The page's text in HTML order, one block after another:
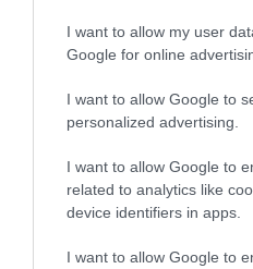
I want to allow my user
Google for online
I want to allow Google to
personalized advertising.
I want to allow Google to
related to analytics like
device identifiers in apps.
I want to allow Google to
ΡΟΗ ΕΙΔΗΣΕΩΝ
Το χρηματοδοτούμενο
Gaming Police”
ενισχύει την ασφάλεια
διαδίκτυο
31.07.2026
ΑΑΔΕ: Διευκρινίσεις
για τα πρόστιμα σε
παραβάσεις που
αφορούν τους ΦΗΜ
31.07.2026